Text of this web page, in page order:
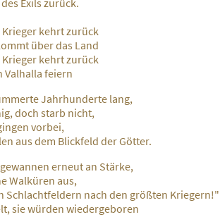
Exils zurück.
kehrt zurück
über das Land
kehrt zurück
Valhalla feiern
Jahrhunderte lang,
doch starb nicht,
vorbei,
aus dem Blickfeld der Götter.
erneut an Stärke,
Walküren aus,
Schlachtfeldern nach den größten Kriegern!"
sie würden wiedergeboren